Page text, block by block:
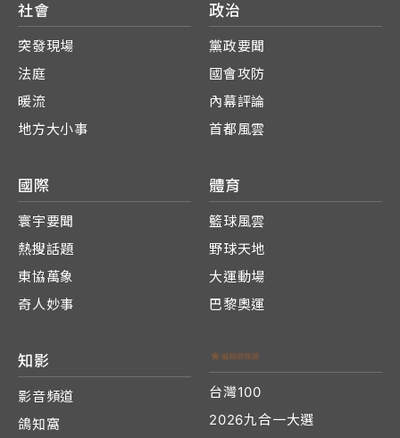
社會
突發現場
法庭
暖流
地方大小事
政治
黨政要聞
國會攻防
內幕評論
首都風雲
國際
寰宇要聞
熱搜話題
東協萬象
奇人妙事
體育
籃球風雲
野球天地
大運動場
巴黎奧運
知影
影音頻道
鴿知窩
台灣100
2026九合一大選